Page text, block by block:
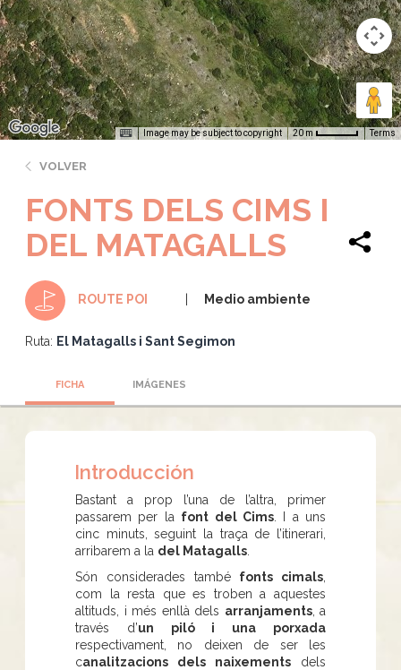
Image may be subject to copyright 20 m Terms
VOLVER
FONTS DELS CIMS I
DEL MATAGALLS
ROUTE POI Medio ambiente
Ruta: El Matagalls i Sant Segimon
FICHA IMÁGENES
Introducción
Bastant a prop l’una de l’altra, primer
passarem per la font del Cims. I a uns
cinc minuts, seguint la traça de l’itinerari,
arribarem a la del Matagalls
Són considerades també fonts cimals
com la resta que es troben a aquestes
altituds, i més enllà dels arranjaments, a
través d’un piló i una porxada
respectivament, no deixen de ser les
canalitzacions dels naixements dels